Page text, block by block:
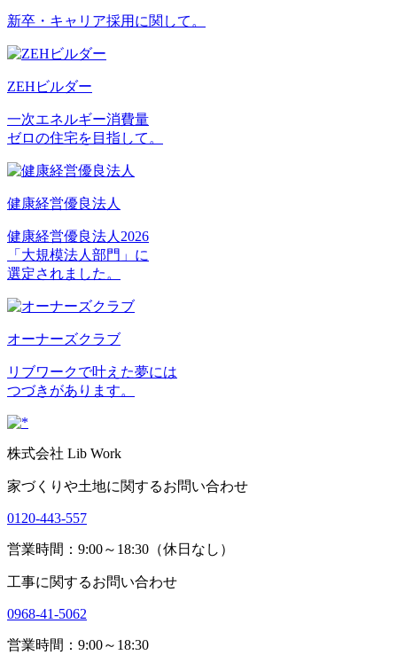
新卒・キャリア採用に関して。
ZEHビルダー
一次エネルギー消費量
ゼロの住宅を目指して。
健康経営優良法人
健康経営優良法人2026
「大規模法人部門」に
選定されました。
オーナーズクラブ
リブワークで叶えた夢には
つづきがあります。
株式会社 Lib Work
家づくりや土地に関するお問い合わせ
0120-443-557
営業時間：9:00～18:30（休日なし）
工事に関するお問い合わせ
0968-41-5062
営業時間：9:00～18:30